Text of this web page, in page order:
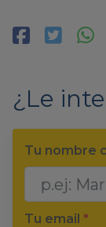
¿Le
Tu nombre
Tu email *